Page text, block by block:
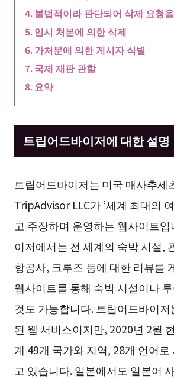
불법적이라 판단되어 삭제 요청
임시 처분에 의한 삭제
가처분에 의한 게시자 식별
국제 재판 관할
요약
트립어드바이저에 대한 설명
트립어드바이저는 미국 매사추세
TripAdvisor LLC가 ‘세계 최대의
고 주장하며 운영하는 웹사이트
이저에서는 전 세계의 숙박 시설,
항공사, 크루즈 등에 대한 리뷰를
웹사이트를 통해 숙박 시설이나
것도 가능합니다. 트립어드바이
된 웹 서비스이지만, 2020년 2월
계 49개 국가와 지역, 28개 언어로
고 있습니다. 일본에서도 일본어